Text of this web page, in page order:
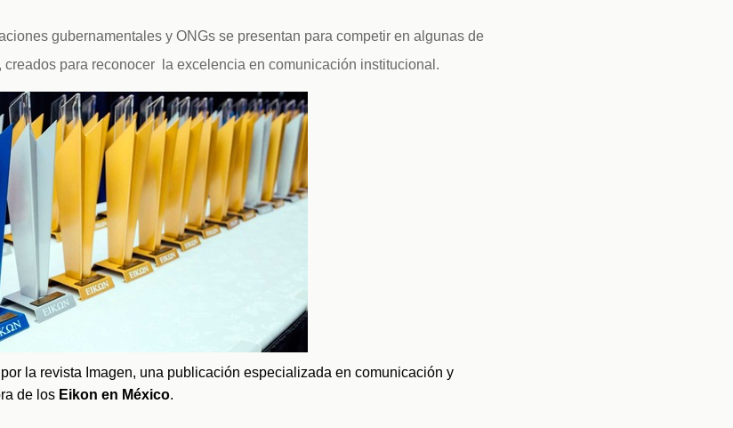
gubernamentales y ONGs se presentan para competir en algunas de
para reconocer  la excelencia en comunicación institucional.
la revista Imagen, una publicación especializada en comunicación y
de los Eikon en México.